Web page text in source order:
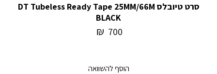
סרט טיובלס DT Tubeless Ready Tape 25MM/66M
BLACK
700
₪
הוסף להשוואה